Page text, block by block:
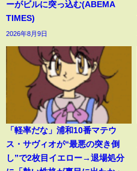
ーがビルに突っ込む(ABEMA
TIMES)
2026年8月9日
「軽率だな」浦和10番マテウ
ス・サヴィオが“最悪の突き倒
し”で2枚目イエロー→退場処分